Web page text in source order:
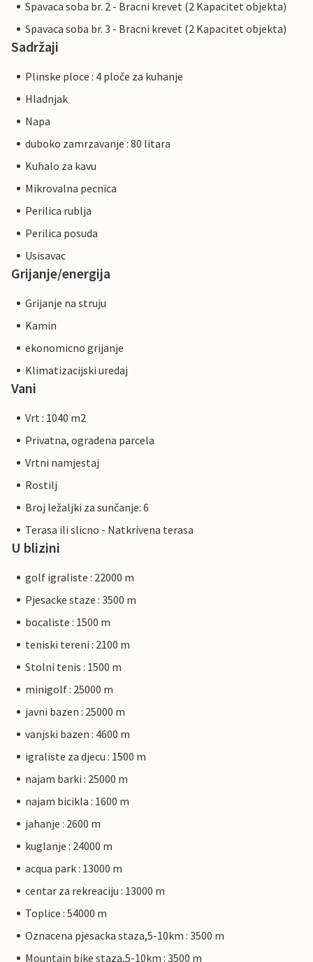
Spavaca soba br. 2 - Bracni krevet (2 Kapacitet objekta)
Spavaca soba br. 3 - Bracni krevet (2 Kapacitet objekta)
Sadržaji
Plinske ploce : 4 ploče za kuhanje
Hladnjak
Napa
duboko zamrzavanje : 80 litara
Kuhalo za kavu
Mikrovalna pecnica
Perilica rublja
Perilica posuda
Usisavac
Grijanje/energija
Grijanje na struju
Kamin
ekonomicno grijanje
Klimatizacijski uredaj
Vani
Vrt : 1040 m2
Privatna, ogradena parcela
Vrtni namjestaj
Rostilj
Broj ležaljki za sunčanje: 6
Terasa ili slicno - Natkrivena terasa
U blizini
golf igraliste : 22000 m
Pjesacke staze : 3500 m
bocaliste : 1500 m
teniski tereni : 2100 m
Stolni tenis : 1500 m
minigolf : 25000 m
javni bazen : 25000 m
vanjski bazen : 4600 m
igraliste za djecu : 1500 m
najam barki : 25000 m
najam bicikla : 1600 m
jahanje : 2600 m
kuglanje : 24000 m
acqua park : 13000 m
centar za rekreaciju : 13000 m
Toplice : 54000 m
Oznacena pjesacka staza,5-10km : 3500 m
Mountain bike staza,5-10km : 3500 m